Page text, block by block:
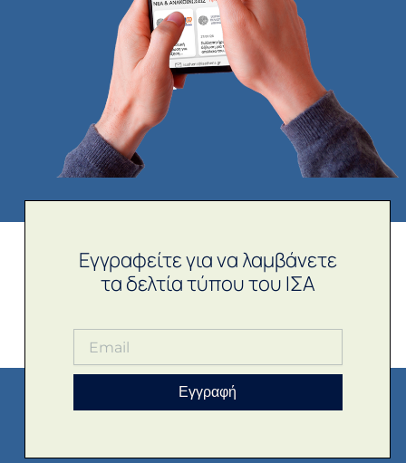
Εγγραφείτε για να λαμβάνετε
τα δελτία τύπου του ΙΣΑ
Εγγραφή